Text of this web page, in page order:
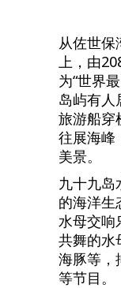
从佐世
上，由
为“世界
岛屿有人
旅游船穿
往展海
美景。
九十九岛
的海洋生
水母交响
共舞的水
海豚等，
等节目。